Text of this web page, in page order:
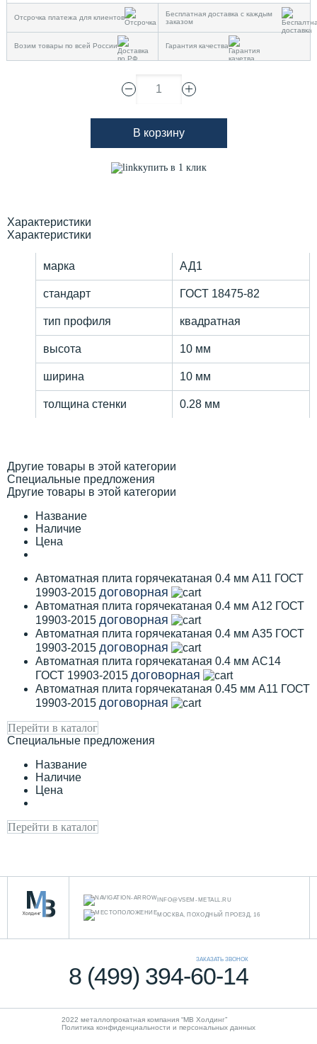
Отсрочка платежа для клиентов
Бесплатная доставка с каждым
заказом
Возим товары по всей России Гарантия качества
1
В корзину
купить в 1 клик
Характеристики
Характеристики
марка АД1
стандарт ГОСТ 18475-82
тип профиля квадратная
высота 10 мм
ширина 10 мм
толщина стенки 0.28 мм
Другие товары в этой категории
Специальные предложения
Другие товары в этой категории
Название
Наличие
Цена
Автоматная плита горячекатаная 0.4 мм А11 ГОСТ
19903-2015 договорная
Автоматная плита горячекатаная 0.4 мм А12 ГОСТ
19903-2015 договорная
Автоматная плита горячекатаная 0.4 мм А35 ГОСТ
19903-2015 договорная
Автоматная плита горячекатаная 0.4 мм АС14
ГОСТ 19903-2015 договорная
Автоматная плита горячекатаная 0.45 мм А11 ГОСТ
19903-2015 договорная
Перейти в каталог
Специальные предложения
Название
Наличие
Цена
Перейти в каталог
INFO@VSEM-METALL.RU
МОСКВА, ПОХОДНЫЙ ПРОЕЗД, 16
ЗАКАЗАТЬ ЗВОНОК
8 (499) 394-60-14
2022 металлопрокатная компания “MB Холдинг”
Политика конфиденциальности и персональных данных